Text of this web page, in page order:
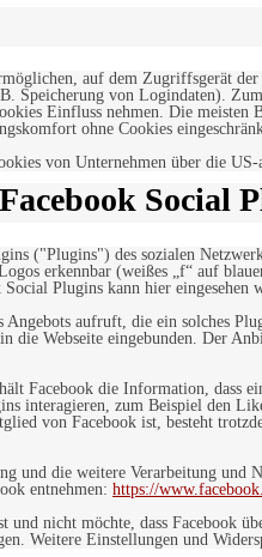
auf dem Zugriffsgerät
Speicherung von Logindaten).
Einfluss nehmen. Die
ohne Cookies
von Unternehmen über die US-
Social
("Plugins") des sozialen
erkennbar (weißes „f“ auf
Plugins kann hier eingesehen
Angebots aufruft, die ein solches
die Webseite eingebunden. Der
Facebook die Information, dass
interagieren, zum Beispiel den
von Facebook ist, besteht
und die weitere Verarbeitung und
entnehmen: https://
nicht möchte, dass Facebook
Weitere Einstellungen und